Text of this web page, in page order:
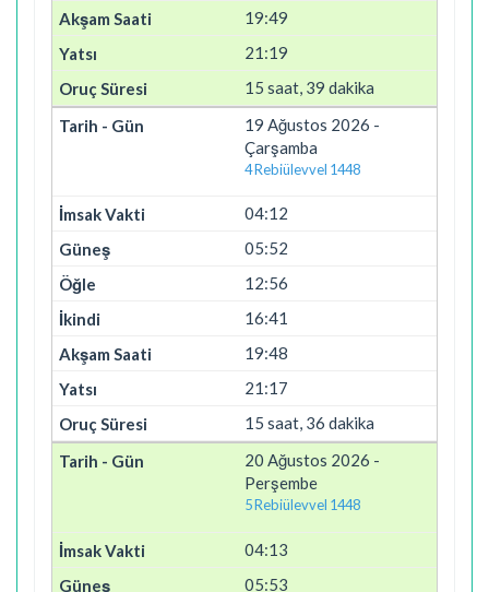
19:49
21:19
15 saat, 39 dakika
19 Ağustos 2026 -
Çarşamba
4 Rebiülevvel 1448
04:12
05:52
12:56
16:41
19:48
21:17
15 saat, 36 dakika
20 Ağustos 2026 -
Perşembe
5 Rebiülevvel 1448
04:13
05:53